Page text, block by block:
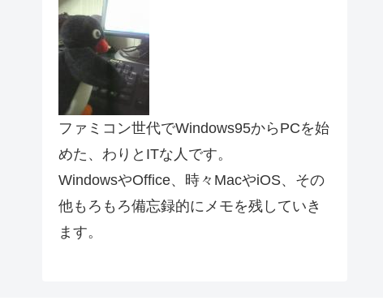
ファミコン世代でWindows95からPCを始
めた、わりとITな人です。
WindowsやOffice、時々MacやiOS、その
他もろもろ備忘録的にメモを残していき
ます。